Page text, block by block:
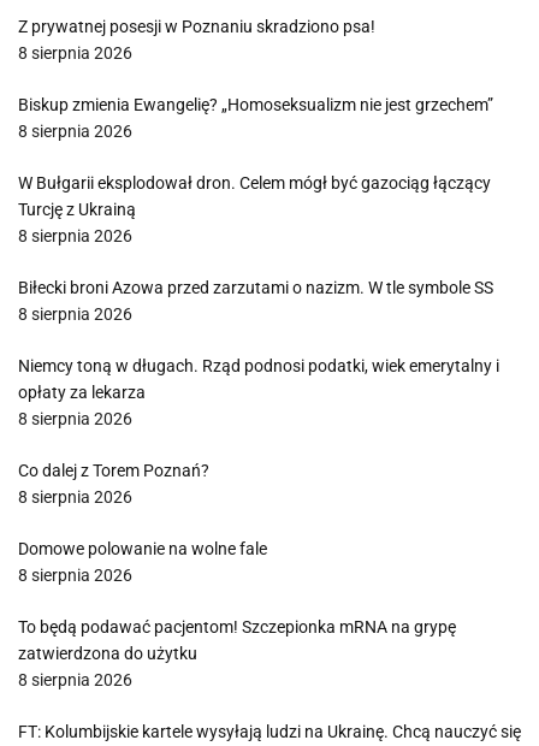
Z prywatnej posesji w Poznaniu skradziono psa!
8 sierpnia 2026
Biskup zmienia Ewangelię? „Homoseksualizm nie jest grzechem”
8 sierpnia 2026
W Bułgarii eksplodował dron. Celem mógł być gazociąg łączący
Turcję z Ukrainą
8 sierpnia 2026
Biłecki broni Azowa przed zarzutami o nazizm. W tle symbole SS
8 sierpnia 2026
Niemcy toną w długach. Rząd podnosi podatki, wiek emerytalny i
opłaty za lekarza
8 sierpnia 2026
Co dalej z Torem Poznań?
8 sierpnia 2026
Domowe polowanie na wolne fale
8 sierpnia 2026
To będą podawać pacjentom! Szczepionka mRNA na grypę
zatwierdzona do użytku
8 sierpnia 2026
FT: Kolumbijskie kartele wysyłają ludzi na Ukrainę. Chcą nauczyć się